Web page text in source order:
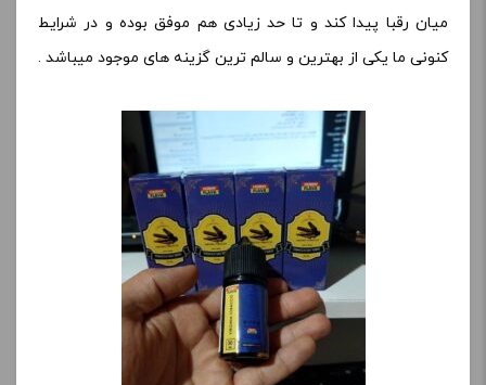
میان رقبا پیدا کند و تا حد زیادی هم موفق بوده و در شرایط
کنونی ما یکی از بهترین و سالم ترین گزینه های موجود میباشد .